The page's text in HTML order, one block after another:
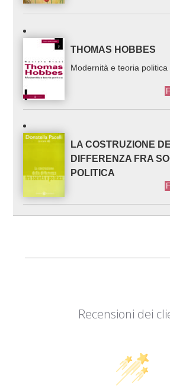
THOMAS HOBBES
Modernità e teoria politica
LA COSTRUZIONE
DIFFERENZA FRA
POLITICA
Recensioni dei